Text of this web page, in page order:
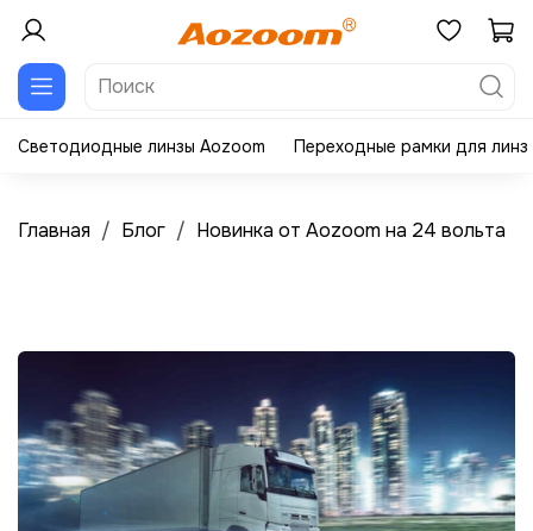
Светодиодные линзы Aozoom Переходные рамки для линз
Главная Блог Новинка от Aozoom на 24 вольта